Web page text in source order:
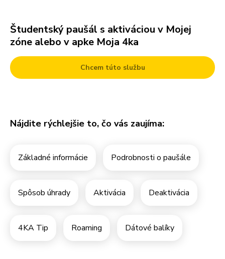
Pre Firmy
Študentský paušál s aktiváciou v Mojej
zóne alebo v apke Moja 4ka
Chcem túto službu
Nájdite rýchlejšie to, čo vás zaujíma:
Základné informácie Podrobnosti o paušále
Spôsob úhrady Aktivácia Deaktivácia
4KA Tip Roaming Dátové balíky